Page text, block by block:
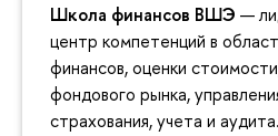
Школа финансов ВШЭ —
центр компетенций в
финансов, оценки
фондового рынка,
страхования, учета и аудита.